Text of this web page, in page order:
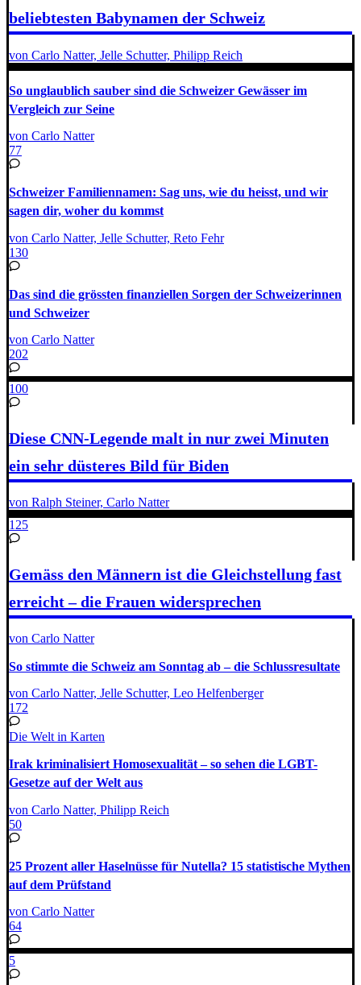
beliebtesten Babynamen der Schweiz
von Carlo Natter, Jelle Schutter, Philipp Reich
So unglaublich sauber sind die Schweizer Gewässer im
Vergleich zur Seine
von Carlo Natter
77
Schweizer Familiennamen: Sag uns, wie du heisst, und wir
sagen dir, woher du kommst
von Carlo Natter, Jelle Schutter, Reto Fehr
130
Das sind die grössten finanziellen Sorgen der Schweizerinnen
und Schweizer
von Carlo Natter
202
100
Diese CNN-Legende malt in nur zwei Minuten
ein sehr düsteres Bild für Biden
von Ralph Steiner, Carlo Natter
125
Gemäss den Männern ist die Gleichstellung fast
erreicht – die Frauen widersprechen
von Carlo Natter
So stimmte die Schweiz am Sonntag ab – die Schlussresultate
von Carlo Natter, Jelle Schutter, Leo Helfenberger
172
Die Welt in Karten
Irak kriminalisiert Homosexualität – so sehen die LGBT-
Gesetze auf der Welt aus
von Carlo Natter, Philipp Reich
50
25 Prozent aller Haselnüsse für Nutella? 15 statistische Mythen
auf dem Prüfstand
von Carlo Natter
64
5